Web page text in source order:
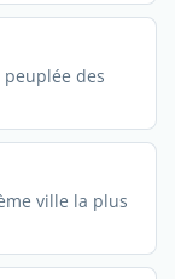
des
ville la plus